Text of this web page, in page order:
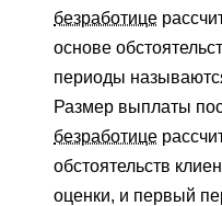
безработице
основе
периоды
Размер выплаты
безработице
обстоятельств
оценки, и первый